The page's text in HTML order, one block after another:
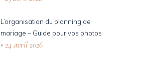
L’organisation du planning de
mariage – Guide pour vos photos
24 avril 2026